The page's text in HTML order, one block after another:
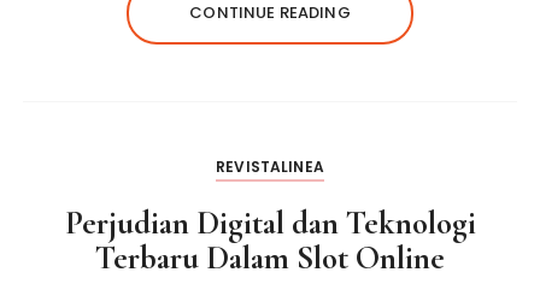
CONTINUE READING
REVISTALINEA
Perjudian Digital dan Teknologi
Terbaru Dalam Slot Online